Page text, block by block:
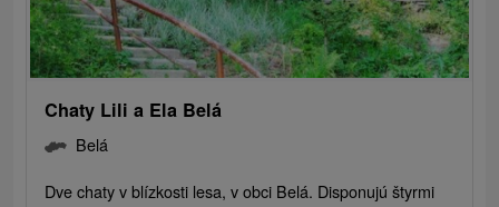
Chaty Lili a Ela Belá
Belá
Dve chaty v blízkosti lesa, v obci Belá. Disponujú štyrmi